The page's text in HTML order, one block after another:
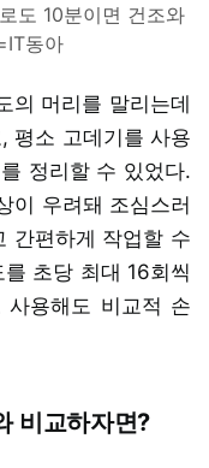
도 10분이면 건조와
동아
의 머리를 말리는데
평소 고데기를 사용
정리할 수 있었다.
이 우려돼 조심스러
간편하게 작업할 수
초당 최대 16회씩
사용해도 비교적 손
비교하자면?